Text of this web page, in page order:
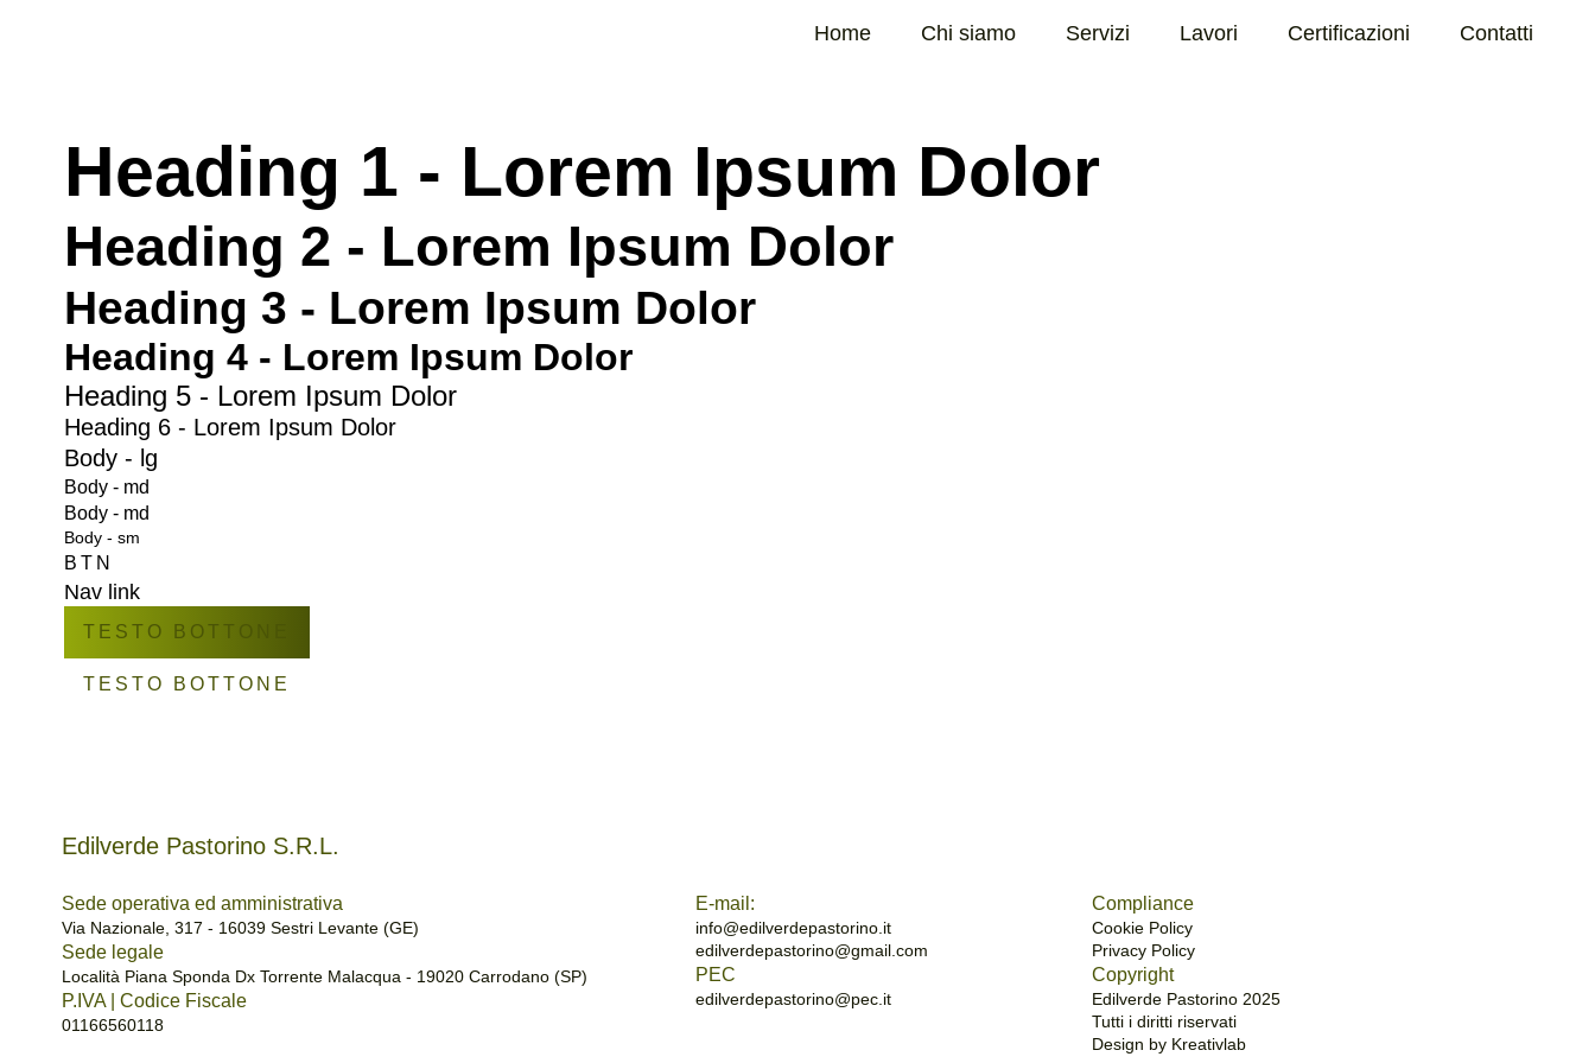
Home Chi siamo Servizi Lavori Certificazioni Contatti
Heading 1 - Lorem Ipsum Dolor
Heading 2 - Lorem Ipsum Dolor
Heading 3 - Lorem Ipsum Dolor
Heading 4 - Lorem Ipsum Dolor
Heading 5 - Lorem Ipsum Dolor
Heading 6 - Lorem Ipsum Dolor
Body - lg
Body - md
Body - md
Body - sm
BTN
Nav link
TESTO BOTTONE
TESTO BOTTONE
Edilverde Pastorino S.R.L.
Sede operativa ed amministrativa
Via Nazionale, 317 - 16039 Sestri Levante (GE)
Sede legale
Località Piana Sponda Dx Torrente Malacqua - 19020 Carrodano (SP)
P.IVA | Codice Fiscale
01166560118
E-mail:
info@edilverdepastorino.it
edilverdepastorino@gmail.com
PEC
edilverdepastorino@pec.it
Compliance
Cookie Policy
Privacy Policy
Copyright
Edilverde Pastorino 2025
Tutti i diritti riservati
Design by Kreativlab